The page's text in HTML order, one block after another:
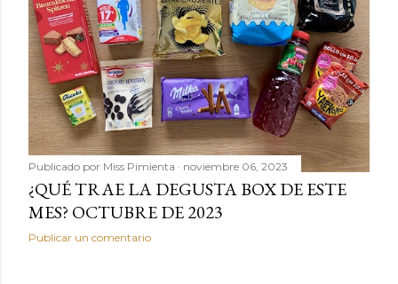
Publicado por Miss Pimienta noviembre 06, 2023
¿QUÉ TRAE LA DEGUSTA BOX DE ESTE
MES? OCTUBRE DE 2023
Publicar un comentario